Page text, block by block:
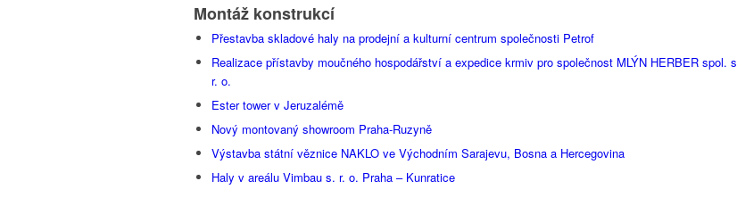
Montáž konstrukcí
Přestavba skladové haly na prodejní a kulturní centrum společnosti Petrof
Realizace přístavby moučného hospodářství a expedice krmiv pro společnost MLÝN HERBER spol. s
r. o.
Ester tower v Jeruzalémě
Nový montovaný showroom Praha‑Ruzyně
Výstavba státní věznice NAKLO ve Východním Sarajevu, Bosna a Hercegovina
Haly v areálu Vimbau s. r. o. Praha – Kunratice